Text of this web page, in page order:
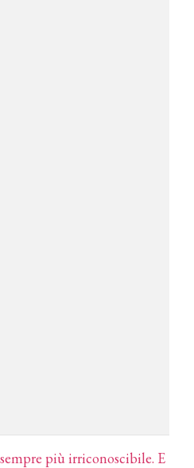
più irriconoscibile. E